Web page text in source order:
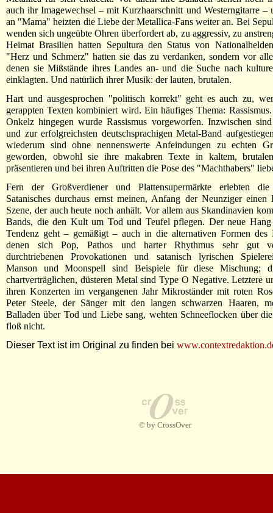
auch ihr Imagewechsel – mit Kurzhaarschnitt und Westerngitarre –
an "Mama" heizten die Liebe der Metallica-Fans weiter an. Bei
wenden sich ungeübte Ohren überfordert ab, zu aggressiv, zu
Heimat Brasilien hatten Sepultura den Status von
"Herz und Schmerz" hatten sie das zu verdanken, sondern vor
denen sie Mißstände ihres Landes an- und die Suche nach
einklagten. Und natürlich ihrer Musik: der lauten, brutalen.
Hart und ausgesprochen "politisch korrekt" geht es auch zu,
gerappten Texten kombiniert wird. Ein häufiges Thema:
Onkelz hingegen wurde Rassismus vorgeworfen. Inzwischen
und zur erfolgreichsten deutschsprachigen Metal-Band
wiederum sind ohne nennenswerte Anfeindungen zu echten
geworden, obwohl sie ihre makabren Texte in kaltem,
präsentieren und bei ihren Auftritten die Pose des "Machthabers"
Fern der Großverdiener und Plattensupermärkte erlebten
Satanisches durchaus ernst meinen, Anfang der Neunziger
Szene, der auch heute noch anhält. Vor allem aus Skandinavien
Bands, die den Kult um Tod und Teufel pflegen. Der neue Hang
Tendenz geht – gemäßigt – auch in die alternativen Formen
denen sich Pop, Pathos und harter Rhythmus sehr gut
durchtriebenen Provokationen und satanisch lyrischen
Manson und Moonspell sind Beispiele für diese Mischung;
chartverträglichen, düsteren Metal sind Type O Negative. Letztere
ihren Konzerten im vergangenen Jahr Mikroständer mit roten
Peter Steele, der Sänger mit den langen schwarzen Haaren,
Balladen über Tod und Liebe sang, wehten Schneeflocken über
floß nicht.
Dieser Text ist im Original zu finden bei
© by CrossOver